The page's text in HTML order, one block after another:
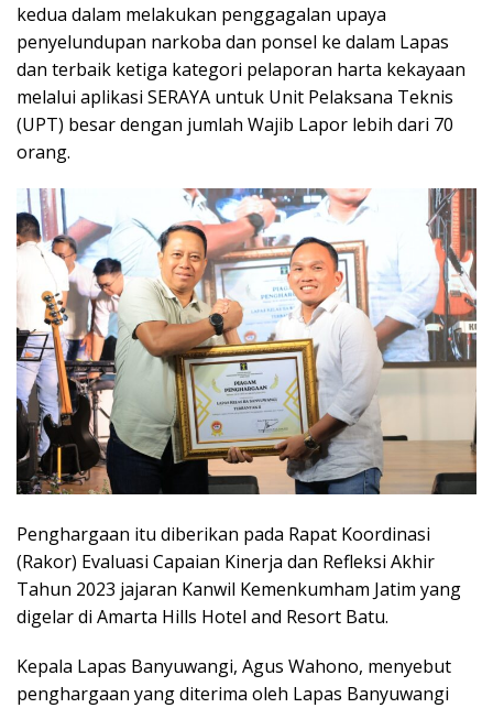
kedua dalam melakukan penggagalan upaya
penyelundupan narkoba dan ponsel ke dalam Lapas
dan terbaik ketiga kategori pelaporan harta kekayaan
melalui aplikasi SERAYA untuk Unit Pelaksana Teknis
(UPT) besar dengan jumlah Wajib Lapor lebih dari 70
orang.
Penghargaan itu diberikan pada Rapat Koordinasi
(Rakor) Evaluasi Capaian Kinerja dan Refleksi Akhir
Tahun 2023 jajaran Kanwil Kemenkumham Jatim yang
digelar di Amarta Hills Hotel and Resort Batu.
Kepala Lapas Banyuwangi, Agus Wahono, menyebut
penghargaan yang diterima oleh Lapas Banyuwangi